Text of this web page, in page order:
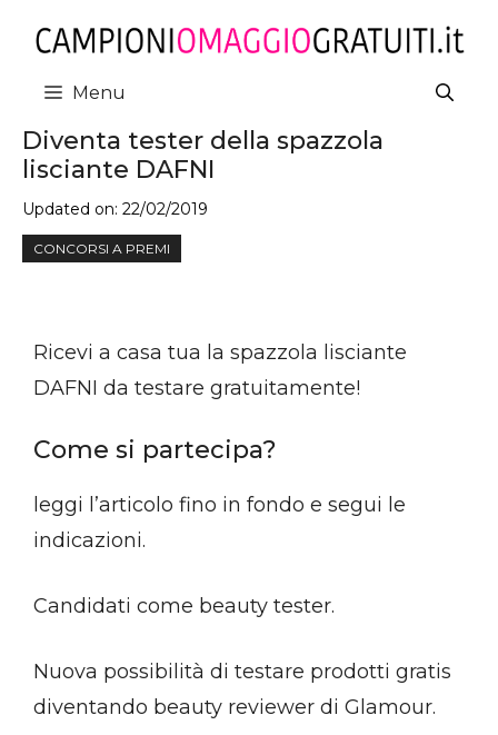
contenuto
Menu
Diventa tester della spazzola
lisciante DAFNI
Updated on: 22/02/2019
CONCORSI A PREMI
Ricevi a casa tua la spazzola lisciante
DAFNI da testare gratuitamente!
Come si partecipa?
leggi l’articolo fino in fondo e segui le
indicazioni.
Candidati come beauty tester.
Nuova possibilità di testare prodotti gratis
diventando beauty reviewer di Glamour.